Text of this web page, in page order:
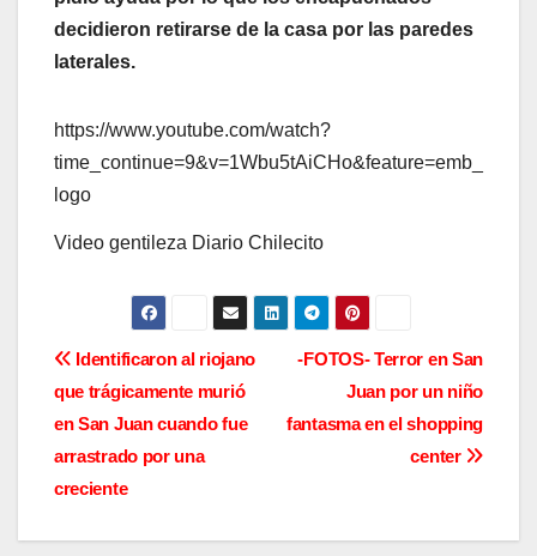
decidieron retirarse de la casa por las paredes
laterales.
https://www.youtube.com/watch?
time_continue=9&v=1Wbu5tAiCHo&feature=emb_
logo
Video gentileza Diario Chilecito
N
a
v
-FOTOS- Terror en San
Juan por un niño
fantasma en el shopping
center
Identificaron al riojano
que trágicamente murió
en San Juan cuando fue
arrastrado por una
creciente